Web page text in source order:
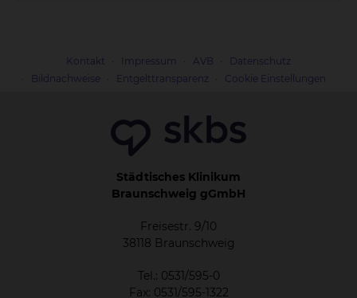
Kontakt Impressum AVB
Datenschutz
Bildnachweise
Entgelttransparenz Cookie Einstellungen
Städtisches Klinikum
Braunschweig gGmbH
Freisestr. 9/10
38118 Braunschweig
Tel.: 0531/595-0
Fax: 0531/595-1322